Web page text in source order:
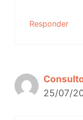
Responder
25/07/